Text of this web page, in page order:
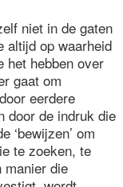
niet in de gaten
altijd op waarheid
het hebben over
gaat om
eerdere
door de indruk die
‘bewijzen’ om
te zoeken, te
manier die